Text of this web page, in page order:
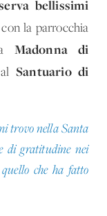
bellissimi
la parrocchia
Madonna di
Santuario di
trovo nella Santa
di gratitudine nei
che ha fatto